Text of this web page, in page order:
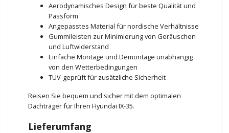
Aerodynamisches Design für beste Qualität und
Passform
Angepasstes Material für nordische Verhältnisse
Gummileisten zur Minimierung von Geräuschen
und Luftwiderstand
Einfache Montage und Demontage unabhängig
von den Wetterbedingungen
TÜV-geprüft für zusätzliche Sicherheit
Reisen Sie bequem und sicher mit dem optimalen
Dachträger für Ihren Hyundai IX-35.
Lieferumfang